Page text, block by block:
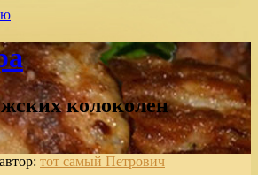
колоколен
автор: тот самый Петрович